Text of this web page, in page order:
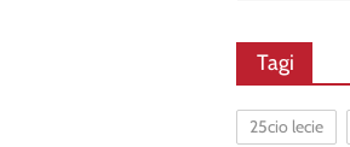
Tagi
25cio lecie